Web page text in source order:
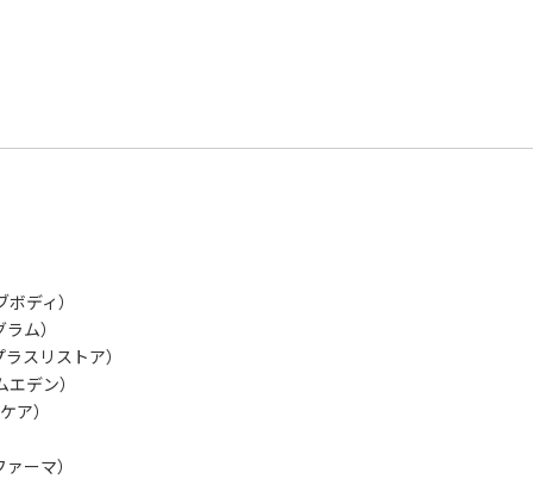
ディ）
ム）
スリストア）
デン）
ア）
ーマ）